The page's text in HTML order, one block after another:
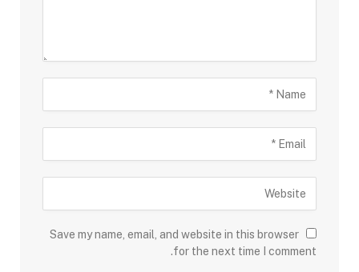
Save my name, email, and website in this browser
for the next time I comment.